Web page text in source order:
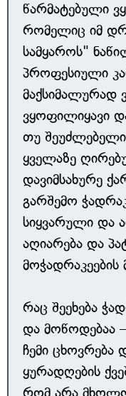
წარმატებული
რომელიც იმ
სამყაროს"
პროფესიული
მაქსიმალურად
ვყოფილიყავი
თუ
ყველაზე
დავიმსახურე
გარშემო
სიყვარული და
აღიარება და
მოჭადრაკეების
რაც შეეხება
და მოწოდებაა
ჩემი ცხოვრება
ყურადღების